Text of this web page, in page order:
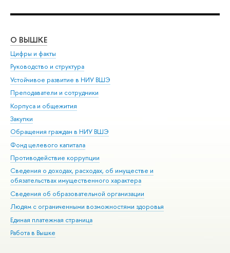
О ВЫШКЕ
Цифры и факты
Руководство и структура
Устойчивое развитие в НИУ ВШЭ
Преподаватели и сотрудники
Корпуса и общежития
Закупки
Обращения граждан в НИУ ВШЭ
Фонд целевого капитала
Противодействие коррупции
Сведения о доходах, расходах, об имуществе и
обязательствах имущественного характера
Сведения об образовательной организации
Людям с ограниченными возможностями здоровья
Единая платежная страница
Работа в Вышке